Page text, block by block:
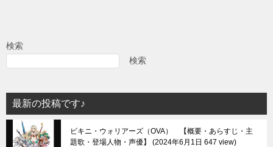
ビ
シ
ョ
ン
検索
検索
最新の投稿です♪
ビキニ・ウォリアーズ（OVA） 【概要・あらすじ・主
題歌・登場人物・声優】
2024年6月1日 647 view